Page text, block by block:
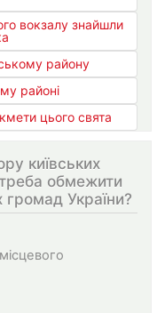
вокзалу знайшли
району
районі
Яблучний Спас: традиції та прикмети цього свята
київських
треба обмежити
громад України?